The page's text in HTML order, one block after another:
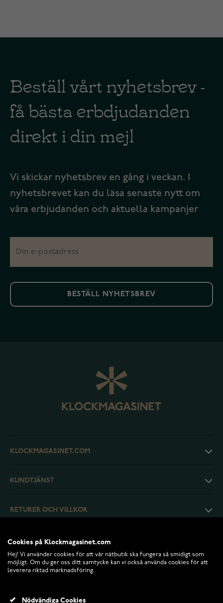
Beställ vårt nyhetsbrev -
få bästa erbdjudanden
direkt i din mejl
Vi skickar nyhetsbrev en gång i veckan. I
nyhetsbrevet kan du läsa senaste nytt om
våra erbjudanden och aktuella kampanjer
BESTÄLL NYHETSBREV
KLOCKMAGASINET.COM
KUNDTJÄNST
RETURER OCH VILLKOR
INFO
Cookies på Klockmagasinet.com
Hej! Vi använder cookies för att vår nätbutik ska fungera så smidigt som
möjligt. Om du ger oss ditt samtycke kan vi också använda cookies för att
leverera riktad marknadsföring.
Nödvändiga Cookies